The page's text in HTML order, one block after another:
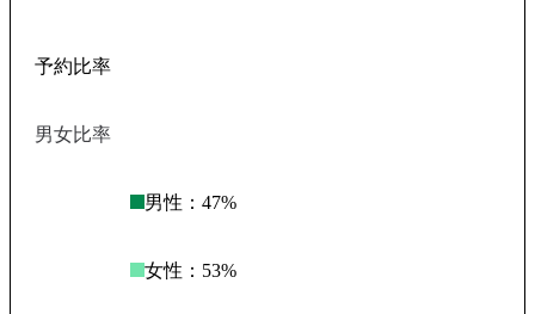
予約比率
男女比率
男性： 47%
女性： 53%